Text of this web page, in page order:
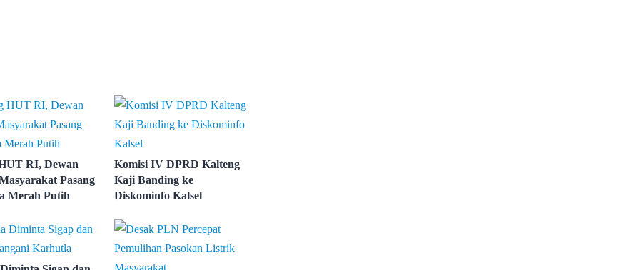
RI, Dewan
Pasang
Merah Putih
Komisi IV DPRD Kalteng
Kaji Banding ke
Diskominfo Kalsel